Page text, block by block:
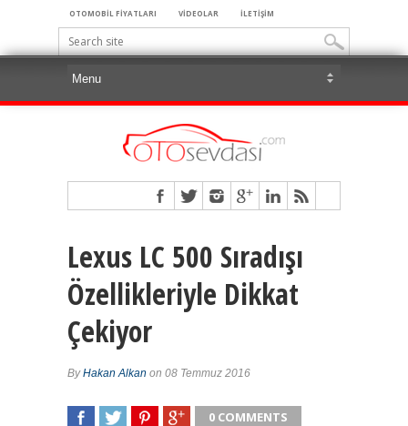
OTOMOBİL FİYATLARI VİDEOLAR İLETİŞİM
Lexus LC 500 Sıradışı
Özellikleriyle Dikkat
Çekiyor
ByHakan Alkan on 08 Temmuz 2016
0 COMMENTS